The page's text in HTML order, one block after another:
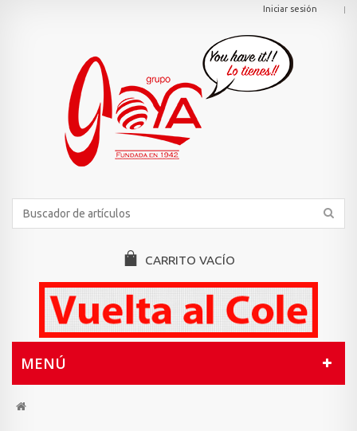
Iniciar sesión
CARRITO VACÍO
MENÚ